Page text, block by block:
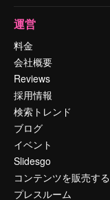
運営
料金
会社概要
Reviews
採用情報
検索トレンド
ブログ
イベント
Slidesgo
コンテンツを販売する
プレスルーム